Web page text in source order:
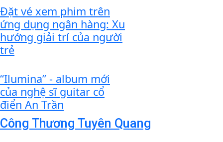
Đặt vé xem phim trên
ứng dụng ngân hàng: Xu
hướng giải trí của người
trẻ
“Ilumina” - album mới
của nghệ sĩ guitar cổ
điển An Trần
Công Thương Tuyên Quang